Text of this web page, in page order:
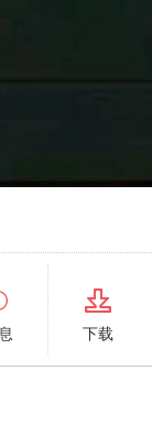
下载